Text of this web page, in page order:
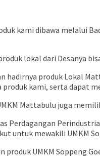
kami dibawa melalui
lokal dari Desanya
hadirnya produk Lokal
kami, serta dapat
Mattabulu juga
Perdagangan
untuk mewakili UMKM
produk UMKM Soppeng